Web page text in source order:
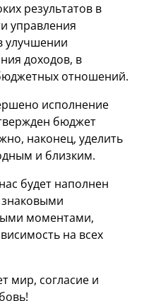
результатов в
управления
улучшении
доходов, в
отношений.
исполнение
бюджет
наконец, уделить
и близким.
будет наполнен
моментами,
на всех
мир, согласие и